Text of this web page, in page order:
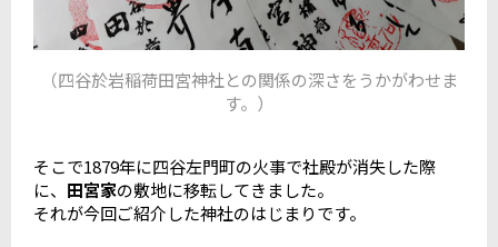
（四谷於岩稲荷田宮神社との関係の深さをうかがわせま
す。）
そこで1879年に四谷左門町の火事で社殿が消失した際
に、 田宮家の敷地に移転してきました。
それが今回ご紹介した神社のはじまりです。